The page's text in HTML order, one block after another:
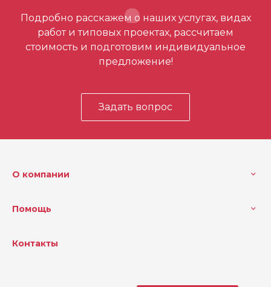
Отзывов ещё нет – ваш может стать
первым
Подробно расскажем о наших услугах, видах
работ и типовых проектах, рассчитаем
стоимость и подготовим индивидуальное
предложение!
Задать вопрос
О компании
Помощь
Контакты